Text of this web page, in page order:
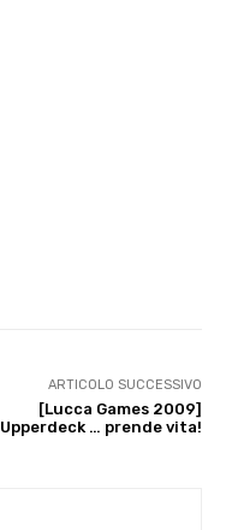
ARTICOLO SUCCESSIVO
[Lucca Games 2009]
Upperdeck … prende vita!